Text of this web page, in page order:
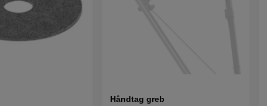
Håndtag greb